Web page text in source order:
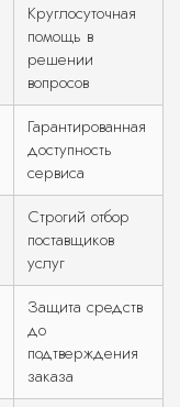
Круглосуточная
помощь в
решении
вопросов
Гарантированная
доступность
сервиса
Строгий отбор
поставщиков
услуг
Защита средств
до
подтверждения
заказа